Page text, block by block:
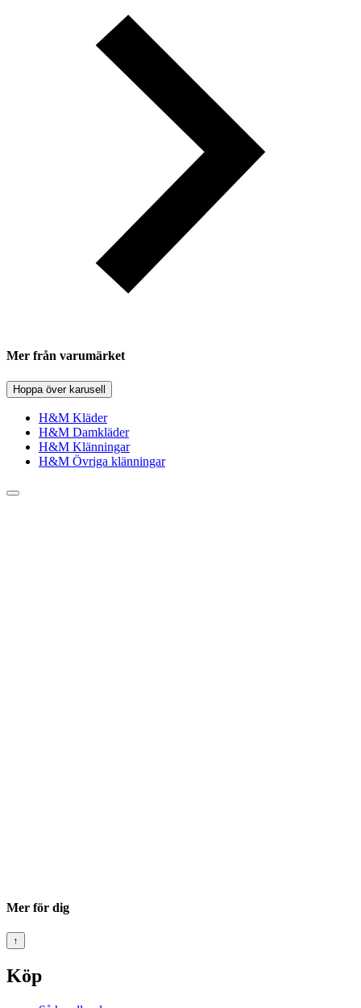
Mer från varumärket
Hoppa över karusell
H&M Kläder
H&M Damkläder
H&M Klänningar
H&M Övriga klänningar
Mer för dig
↑
Köp